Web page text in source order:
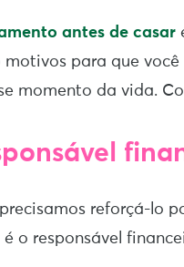
antes de casar
para que
momento da vida.
reforçá-lo
o responsável